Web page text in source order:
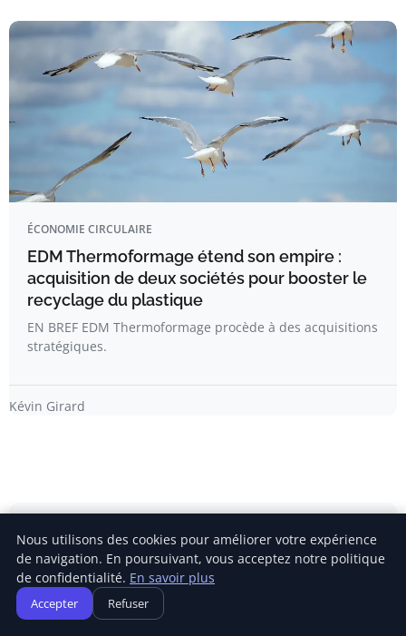
ÉCONOMIE CIRCULAIRE
EDM Thermoformage étend son empire :
acquisition de deux sociétés pour booster le
recyclage du plastique
EN BREF EDM Thermoformage procède à des acquisitions
stratégiques.
Kévin Girard
Newsletter
Inscrivez-vous pour recevoir nos derniers articles
directement dans votre boîte mail.
Nous utilisons des cookies pour améliorer votre expérience
de navigation. En poursuivant, vous acceptez notre politique
de confidentialité. En savoir plus
Accepter Refuser